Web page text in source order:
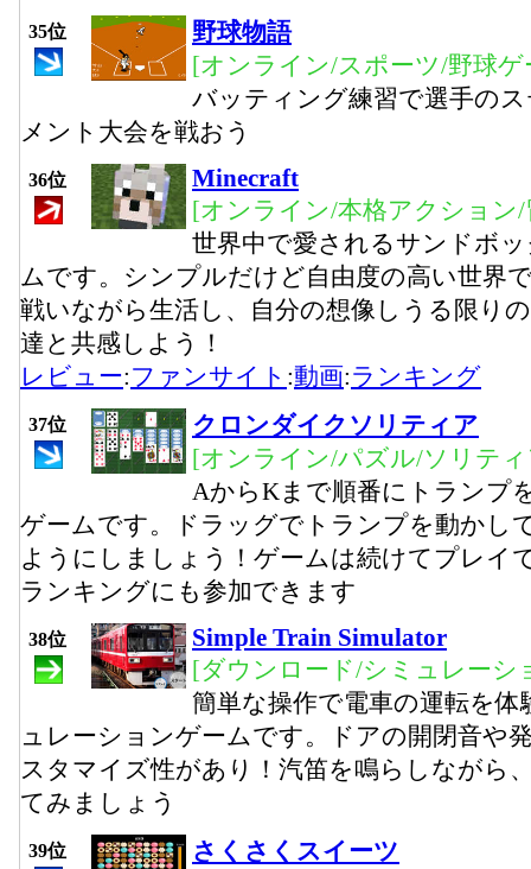
35位
野球物語
[オンライン/スポーツ/野球ゲ
バッティング練習で選手の
メント大会を戦おう
36位
Minecraft
[オンライン/本格アクション
世界中で愛されるサンドボ
ムです。シンプルだけど自由度の高い世界
戦いながら生活し、自分の想像しうる限り
達と共感しよう！
レビュー:ファンサイト :動画:ランキング
37位
クロンダイクソリティア
[オンライン/パズル/ソリテ
AからKまで順番にトランプ
ゲームです。ドラッグでトランプを動かし
ようにしましょう！ゲームは続けてプレイ
ランキングにも参加できます
38位
Simple Train Simulator
[ダウンロード/シミュレーシ
簡単な操作で電車の運転を
ュレーションゲームです。ドアの開閉音や
スタマイズ性があり！汽笛を鳴らしながら
てみましょう
39位
さくさくスイーツ